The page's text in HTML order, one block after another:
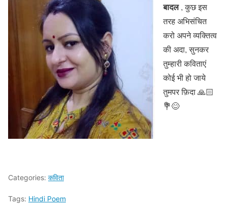
बादल, कुछ इस
तरह अभिसंचित
करो अपने व्यक्तित्व
की अदा, सुनकर
तुम्हारी कविताएं
कोई भी हो जाये
तुमपर फ़िदा 🙏🏻
💐😊
Categories: कविता
Tags: Hindi Poem